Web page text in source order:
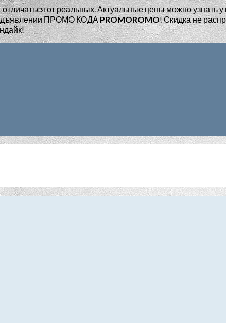
от реальных. Актуальные цены можно узнать
ПРОМО КОДАPROMOROMO!Скидка не